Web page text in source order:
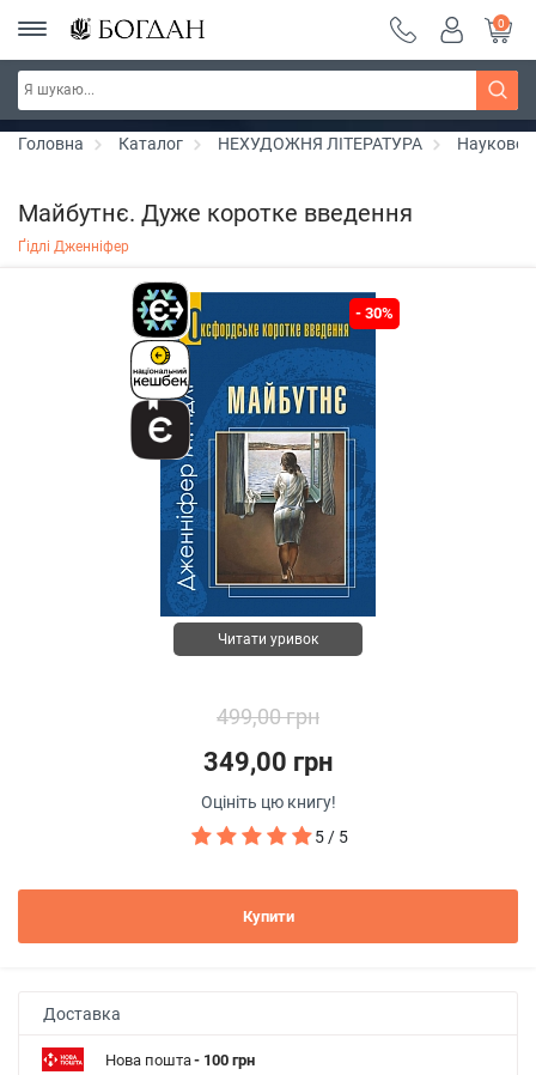
РОЗПРОДАЖ ~ 150 грн ~ 200 грн ~ 250 грн ~
300 грн ~ РОЗПРОДАЖ
Дізнатись більше
0
Головна Каталог НЕХУДОЖНЯ ЛІТЕРАТУРА Науково-
Майбутнє. Дуже коротке введення
Ґідлі Дженніфер
- 30%
Читати уривок
499,00 грн
349,00 грн
Оцініть цю книгу!
5 / 5
Купити
Доставка
Нова пошта- 100 грн